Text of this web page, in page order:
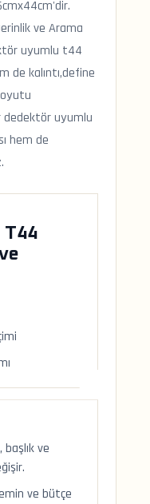
ve Arama
uyumlu t44
de kalıntı,define
dedektör uyumlu
hem de
T44
ve
ve bütçe